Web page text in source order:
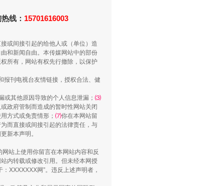
都不怕”的他落马了
线： 15701616003
或间接引起的给他人或（单位）造
和新闻自由。本传媒网站中的部份
所有，网站有权先行撤除，以保护
报刊电视台友情链接，授权合法、健
或其他原因导致的个人信息泄漏； ⑶
政府管制而造成的暂时性网站关闭
方式或免责情形； ⑺你在本网站留
而直接或间接引起的法律责任，与
新本声明。
站上使用你留言在本网站内容和反
内转载或修改引用。但未经本网授
XXXXXXX网”。违反上述声明者，